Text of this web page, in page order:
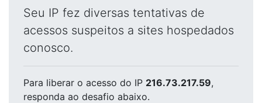
Seu IP fez diversas tentativas de
acessos suspeitos a sites hospedados
conosco.
Para liberar o acesso do IP 216.73.217.59,
responda ao desafio abaixo.